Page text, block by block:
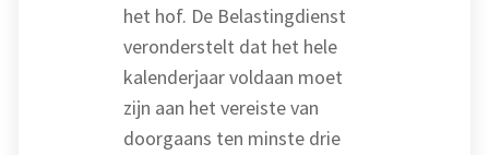
het hof. De Belastingdienst
veronderstelt dat het hele
kalenderjaar voldaan moet
zijn aan het vereiste van
doorgaans ten minste drie